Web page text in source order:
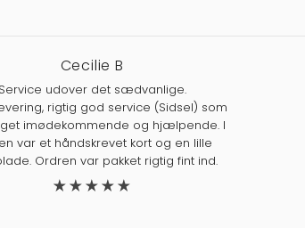
Cecilie B
Service udover det sædvanlige.
rigtig god service (Sidsel) som
imødekommende og hjælpende. I
var et håndskrevet kort og en lille
Ordren var pakket rigtig fint ind.